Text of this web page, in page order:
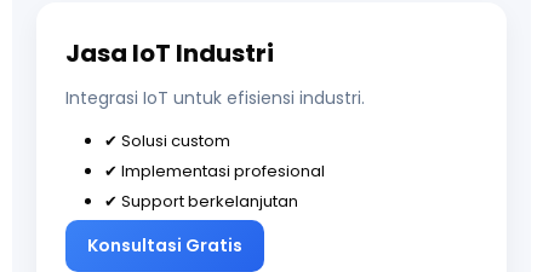
Jasa IoT Industri
Integrasi IoT untuk efisiensi industri.
✔ Solusi custom
✔ Implementasi profesional
✔ Support berkelanjutan
Konsultasi Gratis